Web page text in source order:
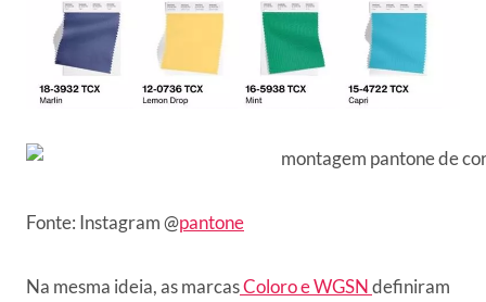
Fonte: Instagram @pantone
Na mesma ideia, as marcasColoro e WGSNdefiniram